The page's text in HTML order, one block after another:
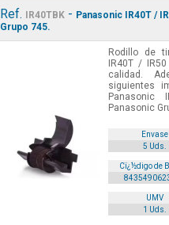
Ref. IR40TBK- Panasonic IR40T /
Grupo 745.
Rodillo de
IR40T /
calidad.
siguientes
Panasonic
Envase
5 Uds.
Cï¿½digo de
UMV
1 Uds.